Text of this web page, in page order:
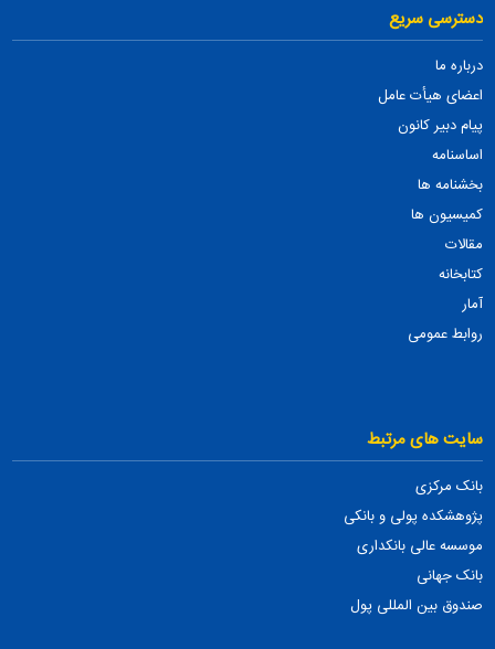
دسترسی سریع
درباره ما
اعضای هیأت عامل
پیام دبیر کانون
اساسنامه
بخشنامه ها
کمیسیون ها
مقالات
کتابخانه
آمار
روابط عمومی
سایت های مرتبط
بانک مرکزی
پژوهشکده پولی و بانکی
موسسه عالی بانکداری
بانک جهانی
صندوق بین المللی پول